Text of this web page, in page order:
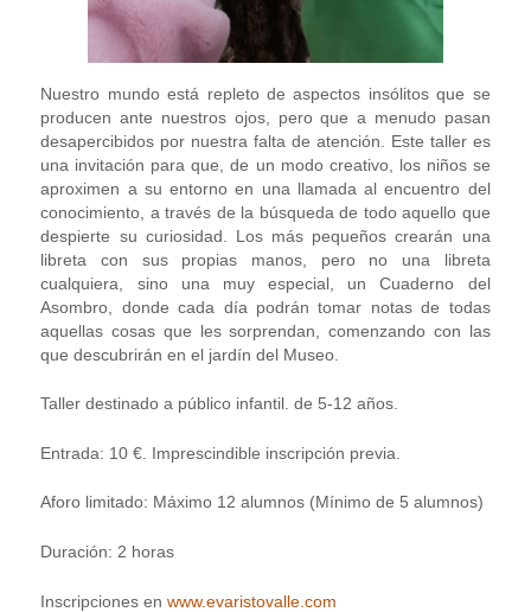
Nuestro mundo está repleto de aspectos insólitos que se
producen ante nuestros ojos, pero que a menudo pasan
desapercibidos por nuestra falta de atención. Este taller es
una invitación para que, de un modo creativo, los niños se
aproximen a su entorno en una llamada al encuentro del
conocimiento, a través de la búsqueda de todo aquello que
despierte su curiosidad. Los más pequeños crearán una
libreta con sus propias manos, pero no una libreta
cualquiera, sino una muy especial, un Cuaderno del
Asombro, donde cada día podrán tomar notas de todas
aquellas cosas que les sorprendan, comenzando con las
que descubrirán en el jardín del Museo.
Taller destinado a público infantil. de 5-12 años.
Entrada: 10 €. Imprescindible inscripción previa.
Aforo limitado: Máximo 12 alumnos (Mínimo de 5 alumnos)
Duración: 2 horas
Inscripciones enwww.evaristovalle.com